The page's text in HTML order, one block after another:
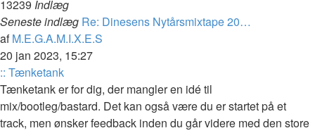
13239 Indlæg
Seneste indlæg Re: Dinesens Nytårsmixtape 20…
afM.E.G.A.M.I.X.E.S
indlæg
20 jan 2023, 15:27
:: Tænketank
Tænketank er for dig, der mangler en idé til
mix/bootleg/bastard. Det kan også være du er startet på et
track, men ønsker feedback inden du går videre med den store